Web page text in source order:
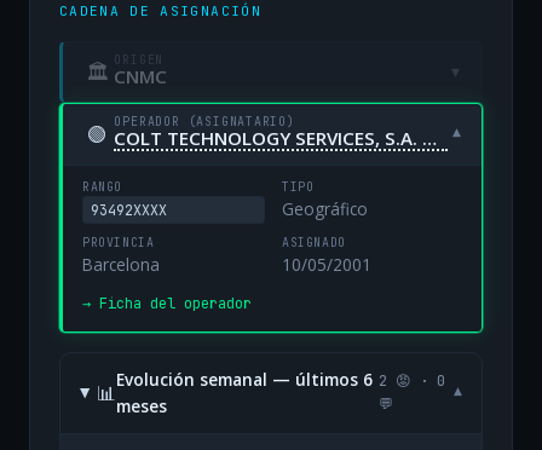
CADENA DE ASIGNACIÓN
🏛 ORIGEN
CNMC ▾
🟢 OPERADOR (ASIGNATARIO)
COLT TECHNOLOGY SERVICES, S.A. UNIPERSONAL ▾
RANGO
93492XXXX
TIPO
Geográfico
PROVINCIA
Barcelona
ASIGNADO
10/05/2001
→ Ficha del operador
📊
Evolución semanal — últimos 6
meses
2 😡 · 0
💬
▾